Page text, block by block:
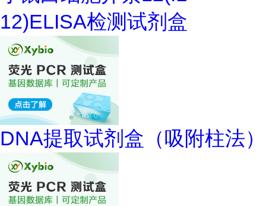
12)ELISA检测试剂盒
DNA提取试剂盒（吸附柱法）